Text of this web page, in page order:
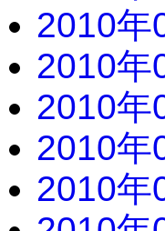
2010年
2010年
2010年
2010年
2010年